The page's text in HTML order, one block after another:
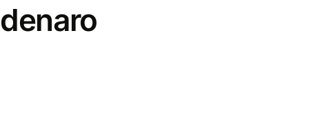
denaro